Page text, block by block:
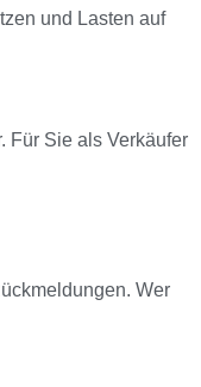
und Lasten auf
Für Sie als Verkäufer
Wer